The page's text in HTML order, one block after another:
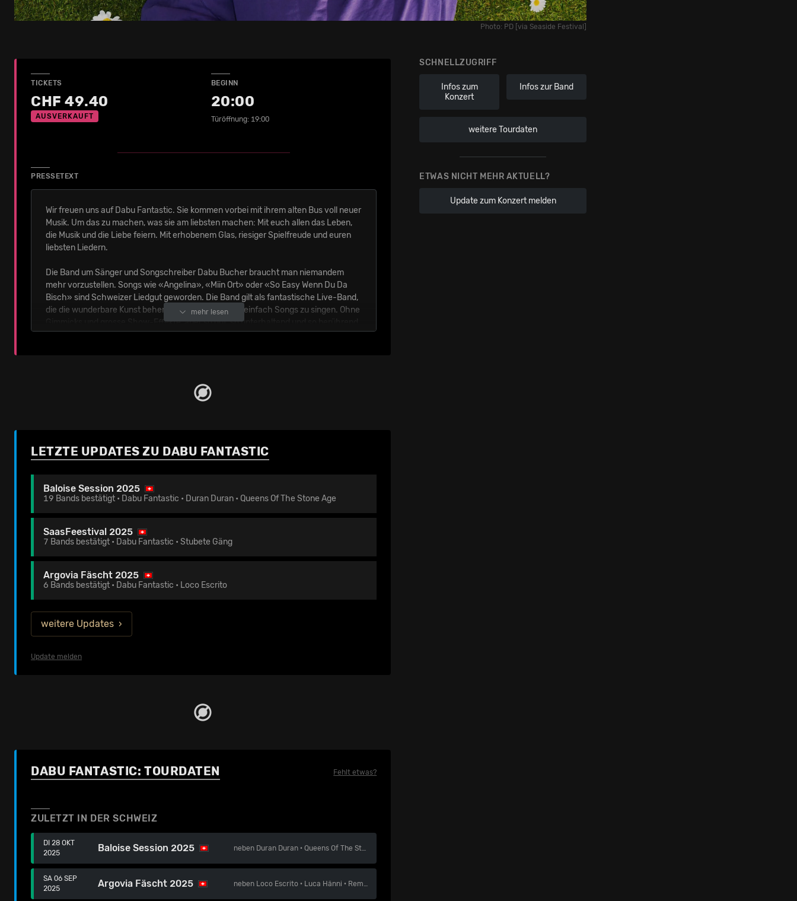
Photo: PD [via Seaside Festival]
SCHNELLZUGRIFF
Infos zum
Konzert
Infos zur Band
weitere Tourdaten
ETWAS NICHT MEHR AKTUELL?
Update zum Konzert melden
TICKETS
CHF 49.40
AUSVERKAUFT
BEGINN
20:00
Türöffnung: 19:00
PRESSETEXT
Wir freuen uns auf Dabu Fantastic. Sie kommen vorbei mit ihrem alten Bus voll neuer
Musik. Um das zu machen, was sie am liebsten machen: Mit euch allen das Leben,
die Musik und die Liebe feiern. Mit erhobenem Glas, riesiger Spielfreude und euren
liebsten Liedern.
Die Band um Sänger und Songschreiber Dabu Bucher braucht man niemandem
mehr vorzustellen. Songs wie «Angelina», «Miin Ort» oder «So Easy Wenn Du Da
Bisch» sind Schweizer Liedgut geworden. Die Band gilt als fantastische Live-Band,
die die wunderbare Kunst beherrscht, auf der Bühne einfach Songs zu singen. Ohne
Gimmicks und grosse Show-Effekte, aber so gut, so unterhaltend und so berührend,
dass man die Band immer wieder sehen will.
zahlreicher und textsicherer wird. Nun kommen sie mit ihrem neuen Album «Ciao
Baby, Ciao» zu uns. Auf einer Tour, die sie wieder in die Stadt und aufs Land bringt. In
mehr lesen
LETZTE UPDATES ZU DABU FANTASTIC
Baloise Session 2025
19 Bands bestätigt • Dabu Fantastic • Duran Duran • Queens Of The Stone Age
SaasFeestival 2025
7 Bands bestätigt • Dabu Fantastic • Stubete Gäng
Argovia Fäscht 2025
6 Bands bestätigt • Dabu Fantastic • Loco Escrito
weitere Updates
Update melden
DABU FANTASTIC: TOURDATEN Fehlt etwas?
ZULETZT IN DER SCHWEIZ
DI 28 OKT
2025
Baloise Session 2025 neben Duran Duran ·Queens Of The Stone Age
SA 06 SEP
2025
Argovia Fäscht 2025 neben Loco Escrito · Luca Hänni · Remady & Manu-L